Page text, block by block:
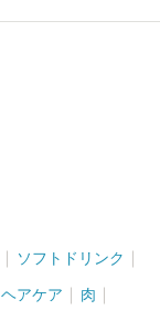
ソフトドリンク
ヘアケア 肉